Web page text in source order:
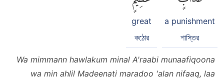
a punishment
শাস্তির
great
কঠোর
Wa mimmann hawlakum minal A'raabi munaafiqoona
wa min ahlil Madeenati maradoo 'alan nifaaq, laa